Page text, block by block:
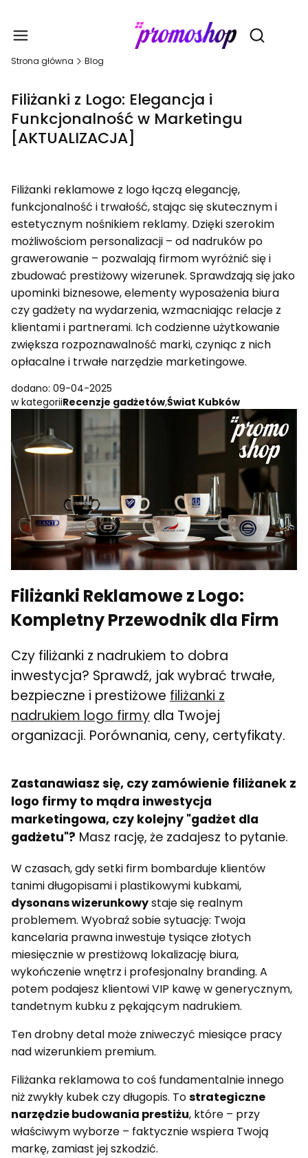
Otwórz
Strona główna Blog
Filiżanki z Logo: Elegancja i
Funkcjonalność w Marketingu
[AKTUALIZACJA]
Filiżanki reklamowe z logo łączą elegancję,
funkcjonalność i trwałość, stając się skutecznym i
estetycznym nośnikiem reklamy. Dzięki szerokim
możliwościom personalizacji – od nadruków po
grawerowanie – pozwalają firmom wyróżnić się i
zbudować prestiżowy wizerunek. Sprawdzają się jako
upominki biznesowe, elementy wyposażenia biura
czy gadżety na wydarzenia, wzmacniając relacje z
klientami i partnerami. Ich codzienne użytkowanie
zwiększa rozpoznawalność marki, czyniąc z nich
opłacalne i trwałe narzędzie marketingowe.
dodano: 09-04-2025
w kategoriiRecenzje gadżetów,Świat Kubków
Filiżanki Reklamowe z Logo:
Kompletny Przewodnik dla Firm
Czy filiżanki z nadrukiem to dobra
inwestycja? Sprawdź, jak wybrać trwałe,
bezpieczne i prestiżowe filiżanki z
nadrukiem logo firmy dla Twojej
organizacji. Porównania, ceny, certyfikaty.
Zastanawiasz się, czy zamówienie filiżanek z
logo firmy to mądra inwestycja
marketingowa, czy kolejny "gadżet dla
gadżetu"? Masz rację, że zadajesz to pytanie.
W czasach, gdy setki firm bombarduje klientów
tanimi długopisami i plastikowymi kubkami,
dysonans wizerunkowystaje się realnym
problemem. Wyobraź sobie sytuację: Twoja
kancelaria prawna inwestuje tysiące złotych
miesięcznie w prestiżową lokalizację biura,
wykończenie wnętrz i profesjonalny branding. A
potem podajesz klientowi VIP kawę w generycznym,
tandetnym kubku z pękającym nadrukiem.
Ten drobny detal może zniweczyć miesiące pracy
nad wizerunkiem premium.
Filiżanka reklamowa to coś fundamentalnie innego
niż zwykły kubek czy długopis. Tostrategiczne
narzędzie budowania prestiżu, które – przy
właściwym wyborze – faktycznie wspiera Twoją
markę, zamiast jej szkodzić.